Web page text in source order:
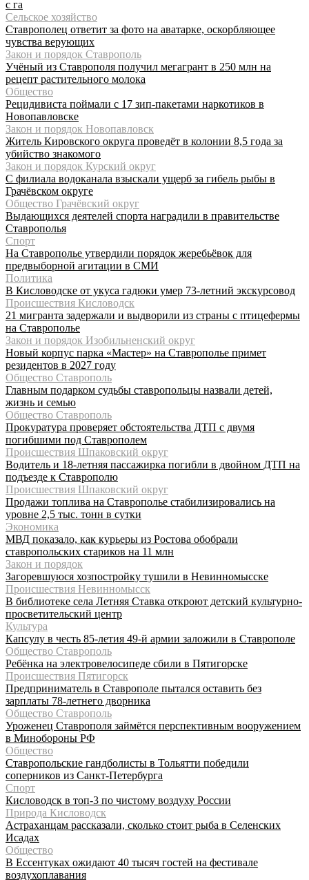
с га
Сельское хозяйство
Ставрополец ответит за фото на аватарке, оскорбляющее
чувства верующих
Закон и порядок Ставрополь
Учёный из Ставрополя получил мегагрант в 250 млн на
рецепт растительного молока
Общество
Рецидивиста поймали с 17 зип-пакетами наркотиков в
Новопавловске
Закон и порядок Новопавловск
Житель Кировского округа проведёт в колонии 8,5 года за
убийство знакомого
Закон и порядок Курский округ
С филиала водоканала взыскали ущерб за гибель рыбы в
Грачёвском округе
Общество Грачёвский округ
Выдающихся деятелей спорта наградили в правительстве
Ставрополья
Спорт
На Ставрополье утвердили порядок жеребьёвок для
предвыборной агитации в СМИ
Политика
В Кисловодске от укуса гадюки умер 73-летний экскурсовод
Происшествия Кисловодск
21 мигранта задержали и выдворили из страны с птицефермы
на Ставрополье
Закон и порядок Изобильненский округ
Новый корпус парка «Мастер» на Ставрополье примет
резидентов в 2027 году
Общество Ставрополь
Главным подарком судьбы ставропольцы назвали детей,
жизнь и семью
Общество Ставрополь
Прокуратура проверяет обстоятельства ДТП с двумя
погибшими под Ставрополем
Происшествия Шпаковский округ
Водитель и 18-летняя пассажирка погибли в двойном ДТП на
подъезде к Ставрополю
Происшествия Шпаковский округ
Продажи топлива на Ставрополье стабилизировались на
уровне 2,5 тыс. тонн в сутки
Экономика
МВД показало, как курьеры из Ростова обобрали
ставропольских стариков на 11 млн
Закон и порядок
Загоревшуюся хозпостройку тушили в Невинномысске
Происшествия Невинномысск
В библиотеке села Летняя Ставка откроют детский культурно-
просветительский центр
Культура
Капсулу в честь 85-летия 49-й армии заложили в Ставрополе
Общество Ставрополь
Ребёнка на электровелосипеде сбили в Пятигорске
Происшествия Пятигорск
Предприниматель в Ставрополе пытался оставить без
зарплаты 78-летнего дворника
Общество Ставрополь
Уроженец Ставрополя займётся перспективным вооружением
в Минобороны РФ
Общество
Ставропольские гандболисты в Тольятти победили
соперников из Санкт-Петербурга
Спорт
Кисловодск в топ-3 по чистому воздуху России
Природа Кисловодск
Астраханцам рассказали, сколько стоит рыба в Селенских
Исадах
Общество
В Ессентуках ожидают 40 тысяч гостей на фестивале
воздухоплавания